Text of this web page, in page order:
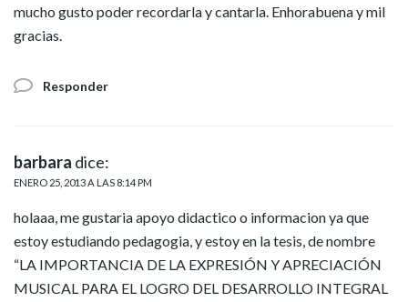
mucho gusto poder recordarla y cantarla. Enhorabuena y mil
gracias.
Responder
barbara dice:
ENERO 25, 2013 A LAS 8:14 PM
holaaa, me gustaria apoyo didactico o informacion ya que
estoy estudiando pedagogia, y estoy en la tesis, de nombre
“LA IMPORTANCIA DE LA EXPRESIÓN Y APRECIACIÓN
MUSICAL PARA EL LOGRO DEL DESARROLLO INTEGRAL